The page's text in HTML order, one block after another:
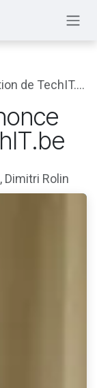
de TechIT.be
Dimitri Rolin